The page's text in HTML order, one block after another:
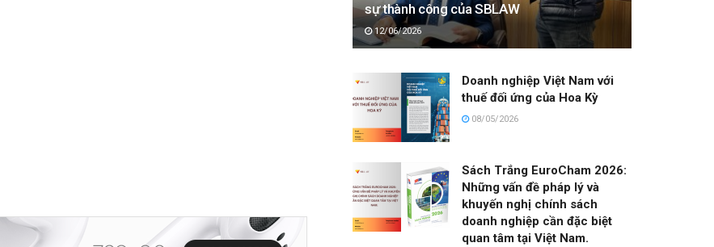
sự thành công của SBLAW
12/06/2026
Doanh nghiệp Việt Nam với
thuế đối ứng của Hoa Kỳ
08/05/2026
Sách Trắng EuroCham 2026:
Những vấn đề pháp lý và
khuyến nghị chính sách
doanh nghiệp cần đặc biệt
quan tâm tại Việt Nam.